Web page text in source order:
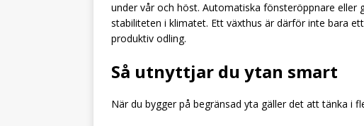
under vår och höst. Automatiska fönsteröppnare
stabiliteten i klimatet. Ett växthus är därför inte bara
produktiv odling.
Så utnyttjar du ytan smart
När du bygger på begränsad yta gäller det att tänka i